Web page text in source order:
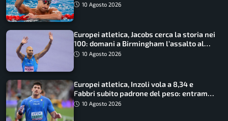
10 Agosto 2026
Europei atletica, Jacobs cerca la storia nei
100: domani a Birmingham l’assalto al
terzo oro consecutivo
10 Agosto 2026
Europei atletica, Inzoli vola a 8,34 e
Fabbri subito padrone del peso: entrambi
in finale col miglior risultato
10 Agosto 2026